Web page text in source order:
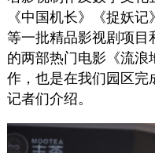
《中国机长》《捉妖
等一批精品影视剧项目
的两部热门电影《流浪
作，也是在我们园区完
记者们介绍。